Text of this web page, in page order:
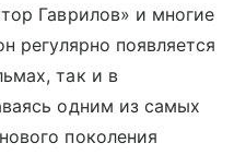
Гаврилов» и многие
регулярно появляется
так и в
одним из самых
поколения